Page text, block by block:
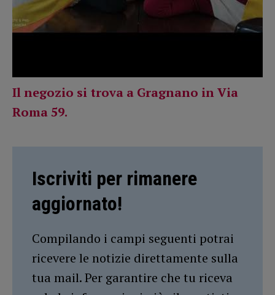
Il negozio si trova a Gragnano in Via
Roma 59.
Iscriviti per rimanere
aggiornato!
Compilando i campi seguenti potrai
ricevere le notizie direttamente sulla
tua mail. Per garantire che tu riceva